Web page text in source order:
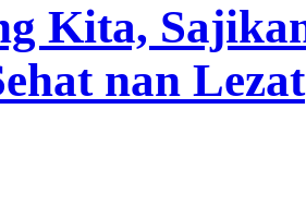
Kita,
nan Lezat